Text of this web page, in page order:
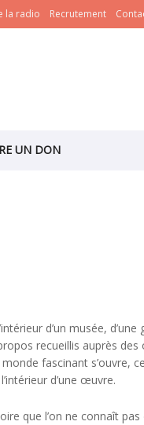
la radio Recrutement
UN DON
d’un musée, d’une
recueillis auprès
fascinant s’ouvre,
d’une œuvre.
que l’on ne connaît pas